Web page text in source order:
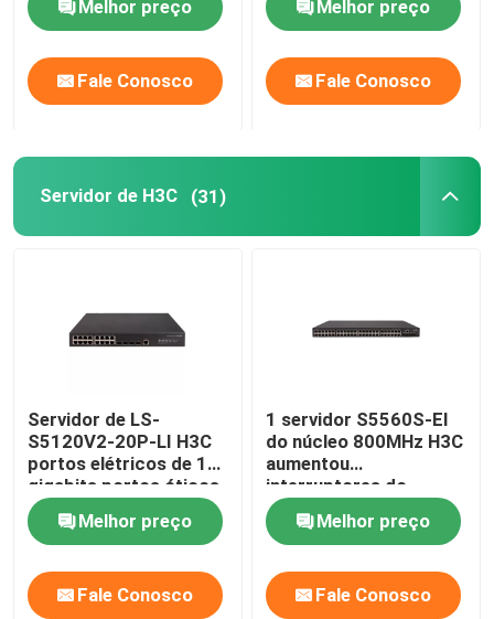
Melhor preço
Fale Conosco
GPU
Melhor preço
Fale Conosco
Servidor de H3C (31)
Servidor de LS-
S5120V2-20P-LI H3C
portos elétricos de 16
gigabits portos óticos
de 4 gigabits
Melhor preço
Fale Conosco
1 servidor S5560S-EI
do núcleo 800MHz H3C
aumentou
interruptores do
gigabit
Melhor preço
Fale Conosco